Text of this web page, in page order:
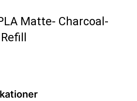
Matte- Charcoal-